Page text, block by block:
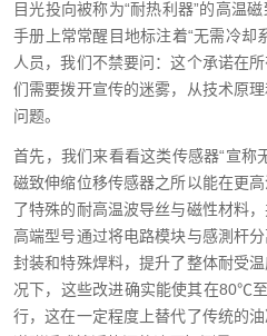
目光投向被称为“耐热利器”的高温
手册上常常醒目地标注着“无需冷却
人员，我们不禁要问：这个承诺在
们需要拨开宣传的迷雾，从技术原
问题。
首先，我们来看看这类传感器“宣称
磁致伸缩位移传感器之所以能在更
了特殊的耐高温波导丝与磁性材料
高端型号通过将电路模块与感測杆
封装和特殊焊料，提升了整体耐受
况下，这些改进确实能使其在80℃
行，这在一定程度上替代了传统的